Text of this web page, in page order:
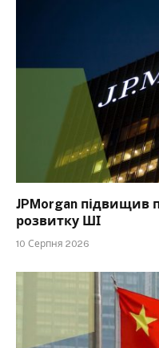
JPMorgan підвищив
розвитку ШІ
10 Серпня 2026